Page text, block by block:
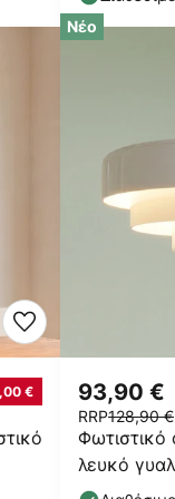
€
Νέο
λευκό
μέταλλο
93,90 €
RRP128,90 €